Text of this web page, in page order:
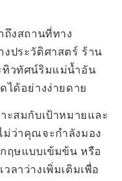
ถึงสถานที่ทาง
ประวัติศาสตร์ ร้าน
วทัศน์ริมแม่น้ำอัน
ได้อย่างง่ายดาย
ะสมกับเป้าหมายและ
ว่าคุณจะกำลังมอง
ฤษแบบเข้มข้น หรือ
ลาว่างเพิ่มเติมเพื่อ